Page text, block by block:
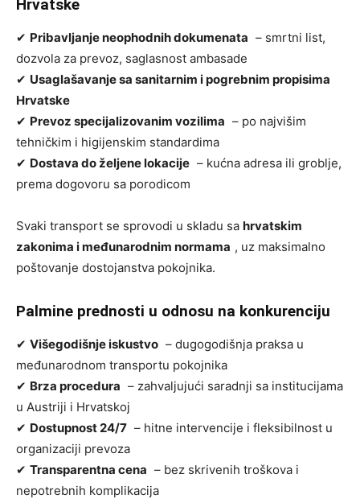
Hrvatske
✔ Pribavljanje neophodnih dokumenata – smrtni list,
dozvola za prevoz, saglasnost ambasade
✔ Usaglašavanje sa sanitarnim i pogrebnim propisima
Hrvatske
✔ Prevoz specijalizovanim vozilima – po najvišim
tehničkim i higijenskim standardima
✔ Dostava do željene lokacije – kućna adresa ili groblje,
prema dogovoru sa porodicom
Svaki transport se sprovodi u skladu sa hrvatskim
zakonima i međunarodnim normama , uz maksimalno
poštovanje dostojanstva pokojnika.
Palmine prednosti u odnosu na konkurenciju
✔ Višegodišnje iskustvo – dugogodišnja praksa u
međunarodnom transportu pokojnika
✔ Brza procedura – zahvaljujući saradnji sa institucijama
u Austriji i Hrvatskoj
✔ Dostupnost 24/7 – hitne intervencije i fleksibilnost u
organizaciji prevoza
✔ Transparentna cena – bez skrivenih troškova i
nepotrebnih komplikacija